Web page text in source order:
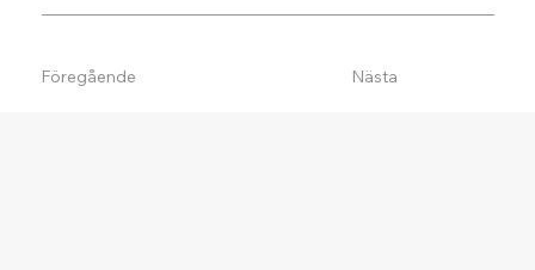
Föregående Nästa